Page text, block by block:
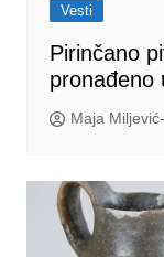
Vesti
Pirinčano
pronađeno
Maja